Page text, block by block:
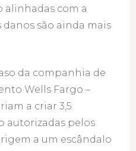
alinhadas com a
são ainda mais
da companhia de
Wells Fargo –
a criar 3,5
autorizadas pelos
a um escândalo